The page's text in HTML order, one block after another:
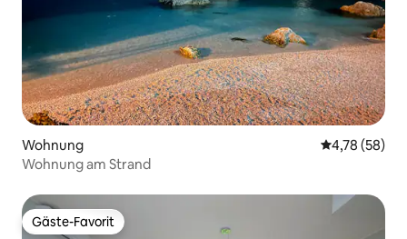
Wohnung
4,78 (58)
Wohnung am Strand
Gäste-Favorit
Gäste-Favorit